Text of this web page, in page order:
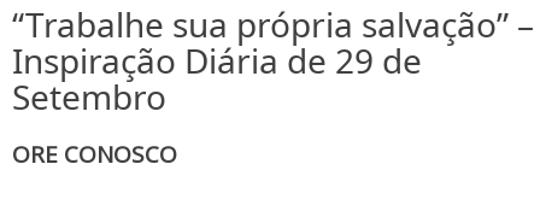
“Trabalhe sua própria salvação” –
Inspiração Diária de 29 de
Setembro
ORE CONOSCO